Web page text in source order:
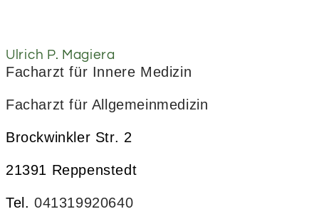
Ulrich P. Magiera
Facharzt für Innere Medizin
Facharzt für Allgemeinmedizin
Brockwinkler Str. 2
21391 Reppenstedt
Tel. 041319920640